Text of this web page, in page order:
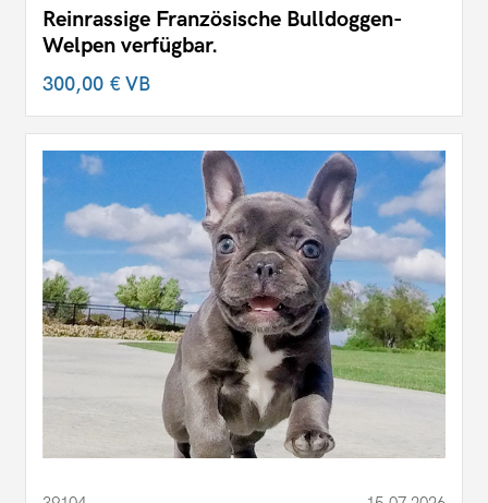
Reinrassige Französische Bulldoggen-
Welpen verfügbar.
300,00 €VB